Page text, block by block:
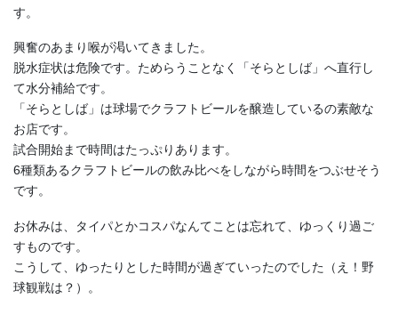
す。
興奮のあまり喉が渇いてきました。
脱水症状は危険です。ためらうことなく「そらとしば」へ直行し
て水分補給です。
「そらとしば」は球場でクラフトビールを醸造しているの素敵な
お店です。
試合開始まで時間はたっぷりあります。
6種類あるクラフトビールの飲み比べをしながら時間をつぶせそう
です。
お休みは、タイパとかコスパなんてことは忘れて、ゆっくり過ご
すものです。
こうして、ゆったりとした時間が過ぎていったのでした（え！野
球観戦は？）。